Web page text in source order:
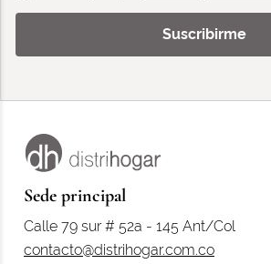
Suscribirme
Sede principal
Calle 79 sur # 52a - 145 Ant/Col
contacto@distrihogar.com.co